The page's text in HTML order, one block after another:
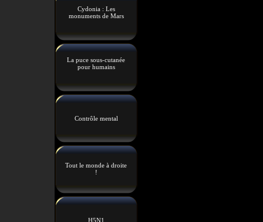
Cydonia : Les
monuments de Mars
La puce sous-cutanée
pour humains
Contrôle mental
Tout le monde à droite
!
H5N1